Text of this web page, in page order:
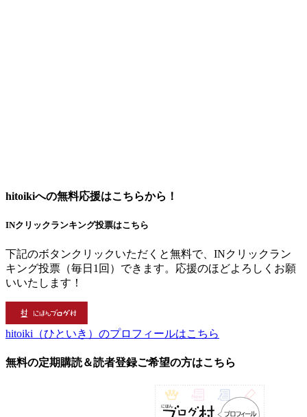
hitoikiへの無料応援はこちらから！
INクリックランキング投票はこちら
下記のボタンクリックいただくと無料で、INクリックラン
キング投票（毎日1回）できます。応援のほどよろしくお願
いいたします！
hitoiki（ひといき）のプロフィールはこちら
無料の定期購読＆読者登録ご希望の方はこちら